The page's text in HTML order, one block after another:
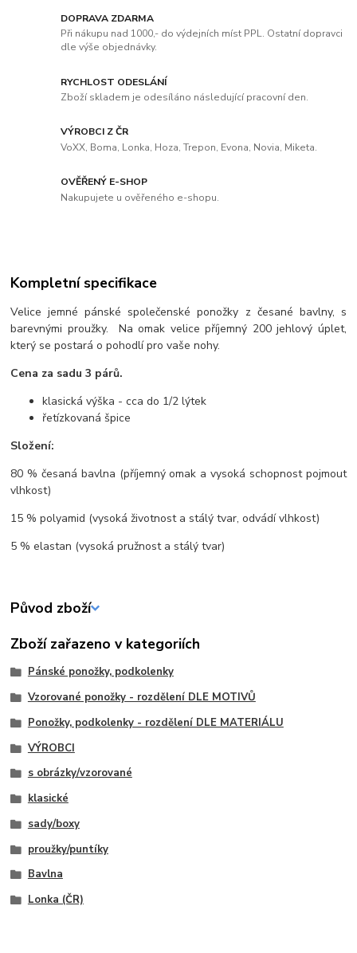
DOPRAVA ZDARMA
Při nákupu nad 1000,- do výdejních míst PPL. Ostatní dopravci
dle výše objednávky.
RYCHLOST ODESLÁNÍ
Zboží skladem je odesíláno následující pracovní den.
VÝROBCI Z ČR
VoXX, Boma, Lonka, Hoza, Trepon, Evona, Novia, Miketa.
OVĚŘENÝ E-SHOP
Nakupujete u ověřeného e-shopu.
Kompletní specifikace
Velice jemné pánské společenské ponožky z česané bavlny, s
barevnými proužky. Na omak velice příjemný 200 jehlový úplet,
který se postará o pohodlí pro vaše nohy.
Cena za sadu 3 párů.
klasická výška - cca do 1/2 lýtek
řetízkovaná špice
Složení:
80 % česaná bavlna (příjemný omak a vysoká schopnost pojmout
vlhkost)
15 % polyamid (vysoká životnost a stálý tvar, odvádí vlhkost)
5 % elastan (vysoká pružnost a stálý tvar)
Původ zboží
Zboží zařazeno v kategoriích
Pánské ponožky, podkolenky
Vzorované ponožky - rozdělení DLE MOTIVŮ
Ponožky, podkolenky - rozdělení DLE MATERIÁLU
VÝROBCI
s obrázky/vzorované
klasické
sady/boxy
proužky/puntíky
Bavlna
Lonka (ČR)